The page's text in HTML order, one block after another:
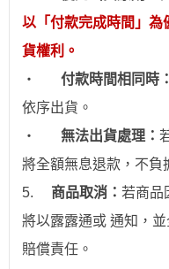
以「付款完成時間」為
貨權利。
‧
付款時間相同時：
依序出貨。
‧
無法出貨處理：
將全額無息退款，不負
5.
商品取消： 若商品
將以露露通或 通知，
賠償責任。